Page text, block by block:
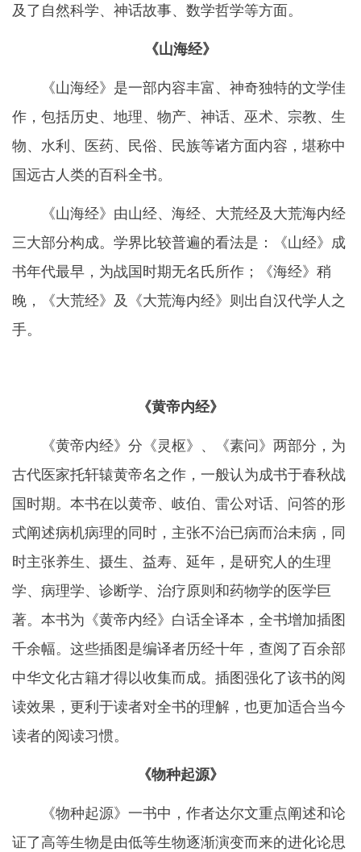
及了自然科学、神话故事、数学哲学等方面。
《山海经》
《山海经》是一部内容丰富、神奇独特的文学佳
作，包括历史、地理、物产、神话、巫术、宗教、生
物、水利、医药、民俗、民族等诸方面内容，堪称中
国远古人类的百科全书。
《山海经》由山经、海经、大荒经及大荒海内经
三大部分构成。学界比较普遍的看法是：《山经》成
书年代最早，为战国时期无名氏所作；《海经》稍
晚，《大荒经》及《大荒海内经》则出自汉代学人之
手。
《黄帝内经》
《黄帝内经》分《灵枢》、《素问》两部分，为
古代医家托轩辕黄帝名之作，一般认为成书于春秋战
国时期。本书在以黄帝、岐伯、雷公对话、问答的形
式阐述病机病理的同时，主张不治已病而治未病，同
时主张养生、摄生、益寿、延年，是研究人的生理
学、病理学、诊断学、治疗原则和药物学的医学巨
著。本书为《黄帝内经》白话全译本，全书增加插图
千余幅。这些插图是编译者历经十年，查阅了百余部
中华文化古籍才得以收集而成。插图强化了该书的阅
读效果，更利于读者对全书的理解，也更加适合当今
读者的阅读习惯。
《物种起源》
《物种起源》一书中，作者达尔文重点阐述和论
证了高等生物是由低等生物逐渐演变而来的进化论思